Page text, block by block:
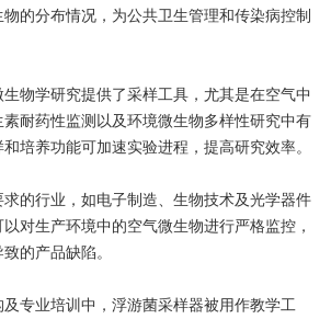
的分布情况，为公共卫生管理和传染病控制
学研究提供了采样工具，尤其是在空气中
耐药性监测以及环境微生物多样性研究中有
培养功能可加速实验进程，提高研究效率。
行业，如电子制造、生物技术及光学器件
对生产环境中的空气微生物进行严格监控，
的产品缺陷。
专业培训中，浮游菌采样器被用作教学工